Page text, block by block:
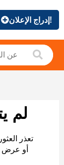
إدراج الإعلان!
لم
تعذر